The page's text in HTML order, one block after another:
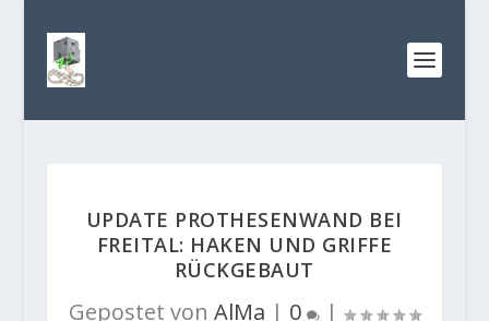
UPDATE PROTHESENWAND BEI
FREITAL: HAKEN UND GRIFFE
RÜCKGEBAUT
Gepostet von AlMa | 0 |